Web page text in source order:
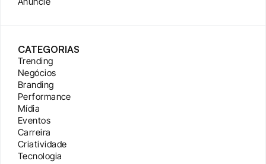
CATEGORIAS
Trending
Negócios
Branding
Performance
Mídia
Eventos
Carreira
Criatividade
Tecnologia